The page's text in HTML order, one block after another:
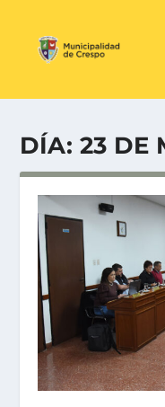
DÍA: 23 DE